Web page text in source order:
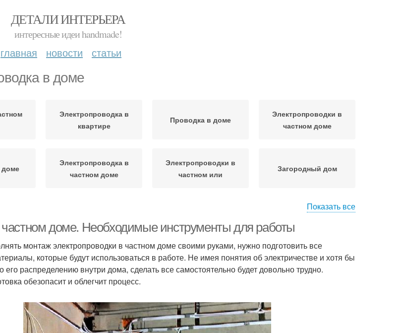
ДЕТАЛИ ИНТЕРЬЕРА
интересные идеи handmade!
главная новости статьи
в доме
Электропроводка в
квартире
Проводка в доме
Электропроводки в
частном доме
доме
Электропроводка в
частном доме
Электропроводки в
частном или
Загородный дом
доме
электропроводке
Электропроводки в
деревянном доме
в
Проводка в частном
доме
Показать все
частном доме. Необходимые инструменты для работы
монтаж электропроводки в частном доме своими руками, нужно подготовить все
которые будут использоваться в работе. Не имея понятия об электричестве и хотя бы
его распределению внутри дома, сделать все самостоятельно будет довольно трудно.
обезопасит и облегчит процесс.